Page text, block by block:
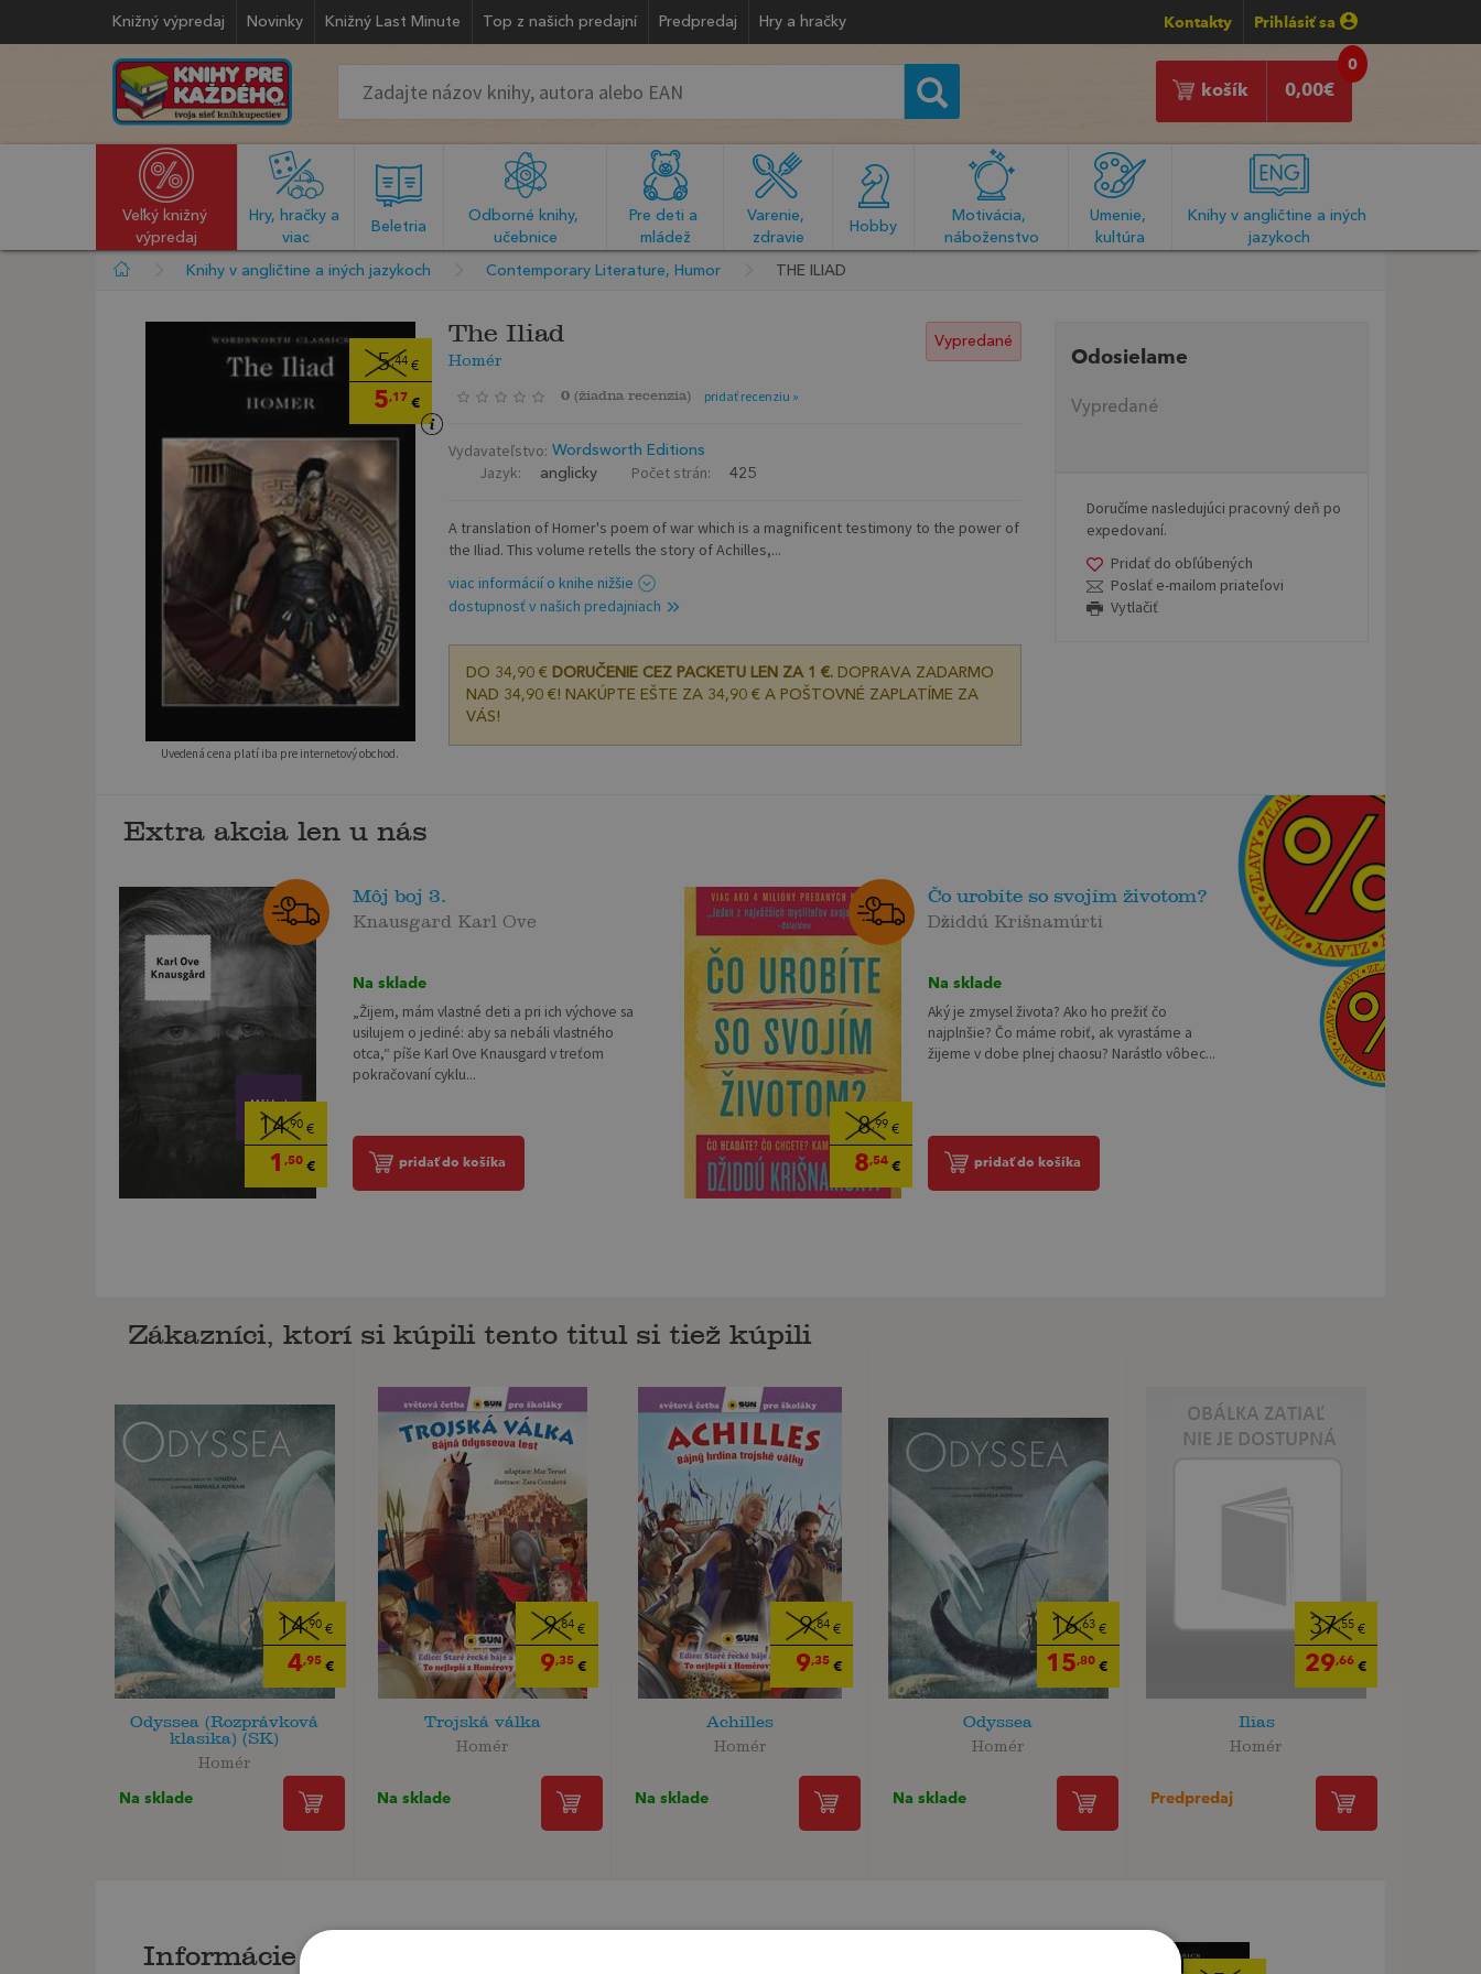
Knižný výpredaj Novinky Knižný Last Minute Top z našich predajní Predpredaj Hry a hračky Kontakty Prihlásiť sa
0
0,00€
košík
Veľký knižný
výpredaj
Hry, hračky a
viac
Beletria
Odborné knihy,
učebnice
Pre deti a
mládež
Varenie,
zdravie
Hobby
Motivácia,
náboženstvo
Umenie,
kultúra
Knihy v angličtine a iných
jazykoch
Knihy v angličtine a iných jazykoch Contemporary Literature, Humor THE ILIAD
5,44 €
5,17 €
Uvedená cena platí iba pre internetový obchod.
The Iliad
Homér
Vypredané
0 (žiadna recenzia) pridať recenziu »
Vydavateľstvo: Wordsworth Editions
Jazyk: anglicky Počet strán: 425
A translation of Homer's poem of war which is a magnificent testimony to the power of
the Iliad. This volume retells the story of Achilles,...
viac informácií o knihe nižšie
dostupnosť v našich predajniach
DO 34,90 € DORUČENIE CEZ PACKETU LEN ZA 1 €.DOPRAVA ZADARMO
NAD 34,90 €! NAKÚPTE EŠTE ZA 34,90 € A POŠTOVNÉ ZAPLATÍME ZA
VÁS!
Odosielame
Vypredané
Doručíme nasledujúci pracovný deň po
expedovaní.
Pridať do obľúbených
Poslať e-mailom priateľovi
Vytlačiť
Extra akcia len u nás
14,90 €
1 ,50 €
Môj boj 3.
Knausgard Karl Ove
Na sklade
„Žijem, mám vlastné deti a pri ich výchove sa
usilujem o jediné: aby sa nebáli vlastného
otca,“ píše Karl Ove Knausgard v treťom
pokračovaní cyklu...
pridať do košíka
8,99 €
8,54 €
Čo urobíte so svojím životom?
Džiddú Krišnamúrti
Na sklade
Aký je zmysel života? Ako ho prežiť čo
najplnšie? Čo máme robiť, ak vyrastáme a
žijeme v dobe plnej chaosu? Narástlo vôbec...
pridať do košíka
Zákazníci, ktorí si kúpili tento titul si tiež kúpili
14,90 €
4,95 €
Odyssea (Rozprávková
klasika) (SK)
Homér
Na sklade
9,84 €
9,35 €
Trojská válka
Homér
Na sklade
9,84€
9,35€
Achilles
Homér
Na sklade
16,63 €
15,80 €
Odyssea
Homér
Na sklade
37,55€
29,66€
Ilias
Homér
Predpredaj
Informácie o knihe